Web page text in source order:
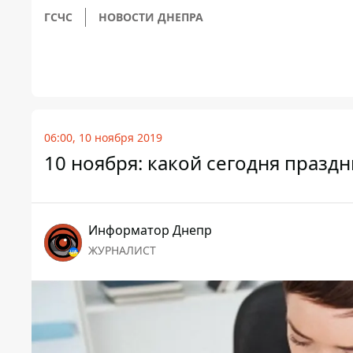
ГСЧС НОВОСТИ ДНЕПРА
06:00, 10 ноября 2019
10 ноября: какой сегодня
Информатор Днепр
ЖУРНАЛИСТ